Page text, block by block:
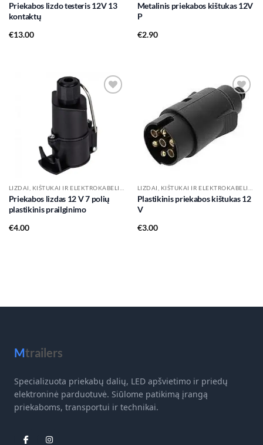
Priekabos lizdo testeris 12V 13
kontaktų
€13.00
Metalinis priekabos kištukas 12V
P
€2.90
LIZDAI, KIŠTUKAI IR ELEKTROKABELIAI
Priekabos lizdas 12 V 7 polių
plastikinis prailginimo
€4.00
Add to
wishlist
LIZDAI, KIŠTUKAI IR ELEKTROKABELIAI
Plastikinis priekabos kištukas 12
V
€3.00
Mtrailers
Specializuota priekabų dalių, LED apšvietimo ir priedų
elektroninė parduotuvė. Siūlome patikimą įrangą
priekaboms, transportui ir technikai.